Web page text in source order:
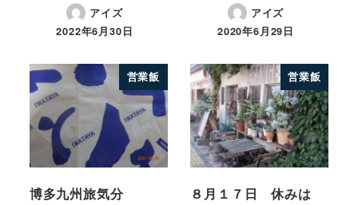
アイズ
2022年6月30日
アイズ
2020年6月29日
営業飯
博多九州旅気分
営業飯
８月１７日 休みは